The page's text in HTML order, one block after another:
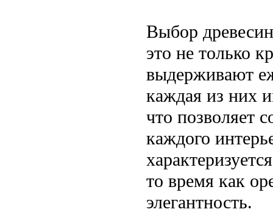
Выбор
это не только
выдерживают
каждая из них
что позволяет
каждого
то время как
элегантность.